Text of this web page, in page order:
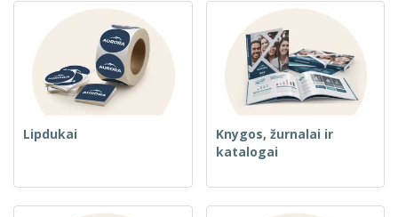
Lipdukai
Knygos, žurnalai ir
katalogai